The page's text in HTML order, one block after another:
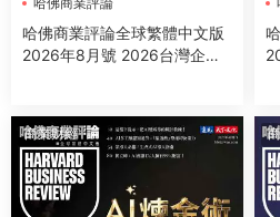
哈佛商業評論全球繁體中文版
2026年8月號 2026台灣企業
商業财經